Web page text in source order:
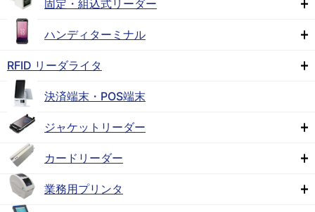
固定・組込式リーダー
ハンディターミナル
RFID リーダライタ
決済端末・POS端末
ジャケットリーダー
カードリーダー
業務用プリンタ